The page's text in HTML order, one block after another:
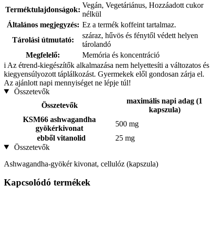
Terméktulajdonságok:
Vegán, Vegetáriánus, Hozzáadott cukor
nélkül
Általános megjegyzés: Ez a termék koffeint tartalmaz.
Tárolási útmutató:
száraz, hűvös és fénytől védett helyen
tárolandó
Megfelelő:
Memória és koncentráció
i Az étrend-kiegészítők alkalmazása nem helyettesíti a változatos és
kiegyensúlyozott táplálkozást. Gyermekek elől gondosan zárja el.
Az ajánlott napi mennyiséget ne lépje túl!
Összetevők
Összetevők
maximális napi adag (1
kapszula)
KSM66 ashwagandha
gyökérkivonat
500 mg
ebből vitanolid
25 mg
Összetevők
Ashwagandha-gyökér kivonat, cellulóz (kapszula)
Kapcsolódó termékek